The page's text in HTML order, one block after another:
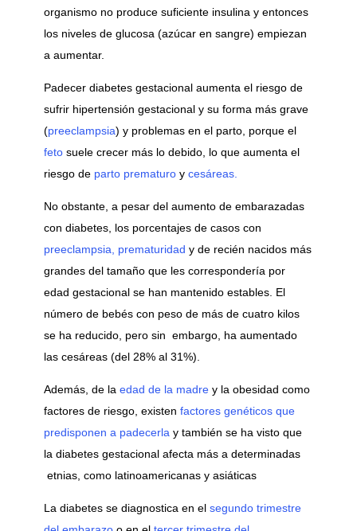
organismo no produce suficiente insulina y entonces
los niveles de glucosa (azúcar en sangre) empiezan
a aumentar.
Padecer diabetes gestacional aumenta el riesgo de
sufrir hipertensión gestacional y su forma más grave
(preeclampsia) y problemas en el parto, porque el
fetosuele crecer más lo debido, lo que aumenta el
riesgo de parto prematuroy cesáreas.
No obstante, a pesar del aumento de embarazadas
con diabetes, los porcentajes de casos con
preeclampsia,
prematuridad y de recién nacidos más
grandes del tamaño que les correspondería por
edad gestacional se han mantenido estables. El
número de bebés con peso de más de cuatro kilos
se ha reducido, pero sin embargo, ha aumentado
las cesáreas (del 28% al 31%).
Además, de la edad de la madrey la obesidad como
factores de riesgo, existen factores genéticos que
predisponen a padecerla y también se ha visto que
la diabetes gestacional afecta más a determinadas
etnias, como latinoamericanas y asiáticas
La diabetes se diagnostica en el segundo trimestre